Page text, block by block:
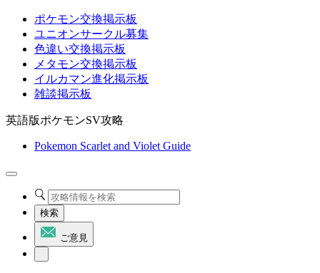
ポケモン交換掲示板
ユニオンサークル募集
色違い交換掲示板
メタモン交換掲示板
イルカマン進化掲示板
雑談掲示板
英語版ポケモンSV攻略
Pokemon Scarlet and Violet Guide
検索
ご意見